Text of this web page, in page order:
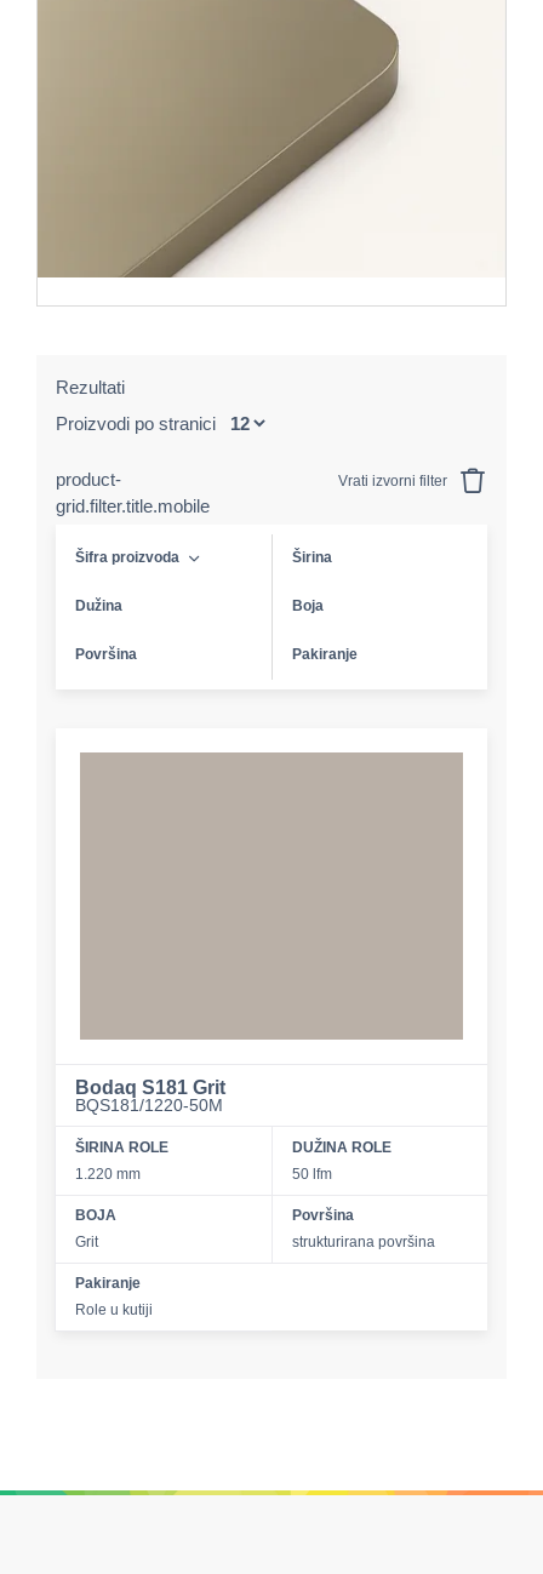
Rezultati
Proizvodi po stranici
product-
grid.filter.title.mobile
Vrati izvorni filter
Šifra proizvoda Širina
Dužina Boja
Površina Pakiranje
Bodaq S181 Grit
BQS181/1220-50M
ŠIRINA ROLE
1.220 mm
DUŽINA ROLE
50 lfm
BOJA
Grit
Površina
strukturirana površina
Pakiranje
Role u kutiji